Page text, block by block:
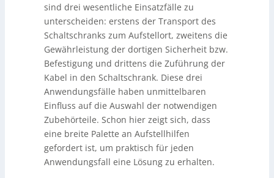
sind drei wesentliche Einsatzfälle zu
unterscheiden: erstens der Transport des
Schaltschranks zum Aufstellort, zweitens die
Gewährleistung der dortigen Sicherheit bzw.
Befestigung und drittens die Zuführung der
Kabel in den Schaltschrank. Diese drei
Anwendungsfälle haben unmittelbaren
Einfluss auf die Auswahl der notwendigen
Zubehörteile. Schon hier zeigt sich, dass
eine breite Palette an Aufstellhilfen
gefordert ist, um praktisch für jeden
Anwendungsfall eine Lösung zu erhalten.